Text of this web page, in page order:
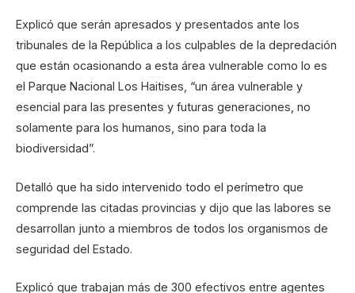
Explicó que serán apresados y presentados ante los
tribunales de la República a los culpables de la depredación
que están ocasionando a esta área vulnerable como lo es
el Parque Nacional Los Haitises, “un área vulnerable y
esencial para las presentes y futuras generaciones, no
solamente para los humanos, sino para toda la
biodiversidad”.
Detalló que ha sido intervenido todo el perímetro que
comprende las citadas provincias y dijo que las labores se
desarrollan junto a miembros de todos los organismos de
seguridad del Estado.
Explicó que trabajan más de 300 efectivos entre agentes